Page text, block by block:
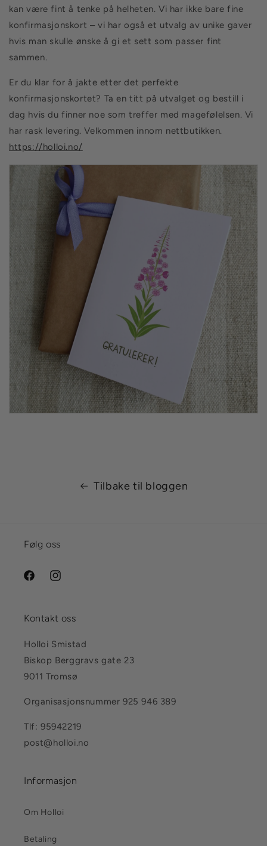
kan være fint å tenke på helheten. Vi har ikke bare fine
konfirmasjonskort – vi har også et utvalg av unike gaver
hvis man skulle ønske å gi et sett som passer fint
sammen.
Er du klar for å jakte etter det perfekte
konfirmasjonskortet? Ta en titt på utvalget og bestill i
dag hvis du finner noe som treffer med magefølelsen. Vi
har rask levering. Velkommen innom nettbutikken.
https://holloi.no/
Tilbake til bloggen
Følg oss
FacebookInstagram
Kontakt oss
Holloi Smistad
Biskop Berggravs gate 23
9011 Tromsø
Organisasjonsnummer 925 946 389
Tlf: 95942219
post@holloi.no
Informasjon
Om Holloi
Betaling